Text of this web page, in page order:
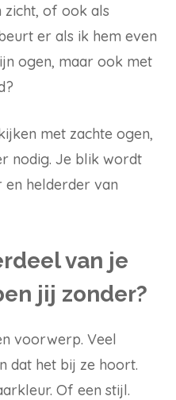
of ook als
er als ik hem even
ogen, maar ook met
met zachte ogen,
nodig. Je blik wordt
helderder van
van je
jij zonder?
voorwerp. Veel
dat het bij ze hoort.
Of een stijl.